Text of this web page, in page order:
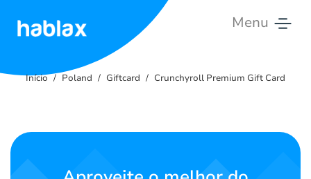
Menu
Tarifas
Contate-
Início Poland Giftcard Crunchyroll Premium Gift Card